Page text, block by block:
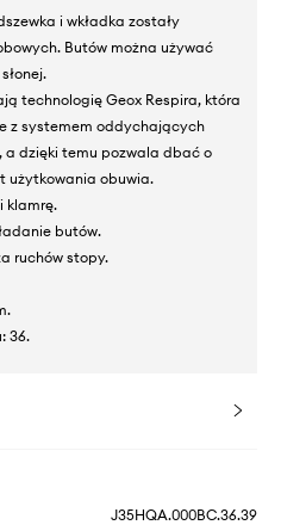
i wkładka zostały
Butów można używać
technologię Geox Respira, która
z systemem oddychających
dzięki temu pozwala dbać o
użytkowania obuwia.
klamrę.
butów.
ruchów stopy.
36.
J35HQA.000BC.36.39